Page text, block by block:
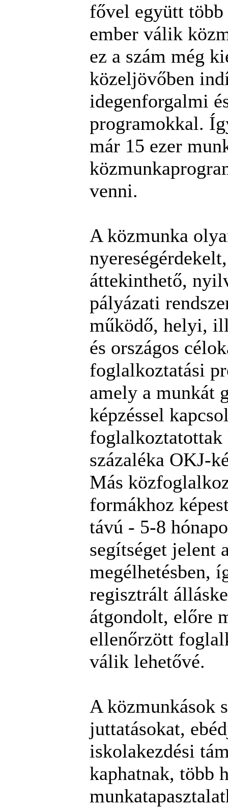
fővel együtt
ember válik
ez a szám még
közeljövőben
idegenforgalmi
programokkal.
már 15 ezer
venni.
A közmunka
nyereségérdekelt,
áttekinthető,
pályázati
működő, helyi,
és országos
foglalkoztatási
amely a munkát
képzéssel
foglalkoztatottak
százaléka OKJ-
Más
formákhoz
távú - 5-8
segítséget jelent
megélhetésben,
regisztrált
átgondolt, előre
ellenőrzött
válik lehetővé.
A közmunkások
juttatásokat,
iskolakezdési
kaphatnak, több